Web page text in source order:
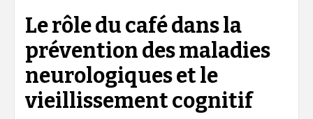
Le rôle du café dans la
prévention des maladies
neurologiques et le
vieillissement cognitif